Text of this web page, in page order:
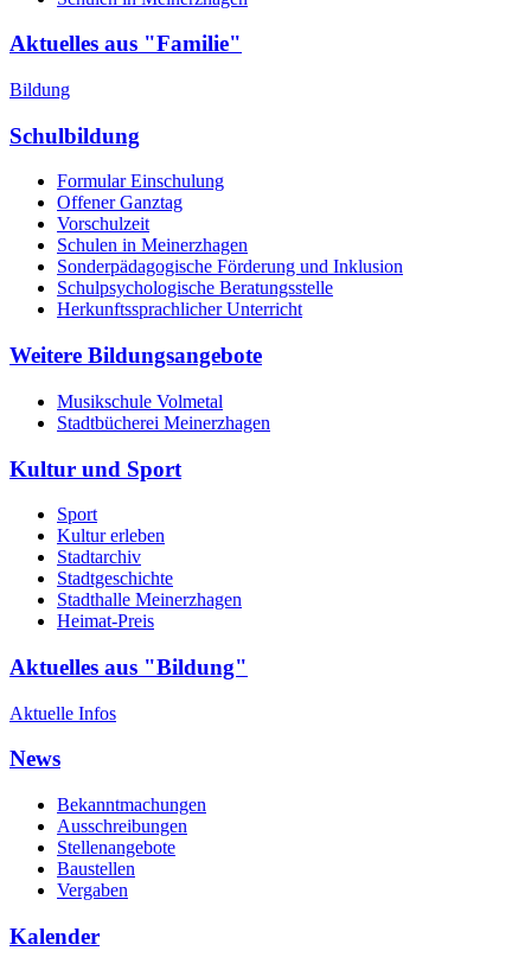
Aktuelles aus "Familie"
Bildung
Schulbildung
Formular Einschulung
Offener Ganztag
Vorschulzeit
Schulen in Meinerzhagen
Sonderpädagogische Förderung und Inklusion
Schulpsychologische Beratungsstelle
Herkunftssprachlicher Unterricht
Weitere Bildungsangebote
Musikschule Volmetal
Stadtbücherei Meinerzhagen
Kultur und Sport
Sport
Kultur erleben
Stadtarchiv
Stadtgeschichte
Stadthalle Meinerzhagen
Heimat-Preis
Aktuelles aus "Bildung"
Aktuelle Infos
News
Bekanntmachungen
Ausschreibungen
Stellenangebote
Baustellen
Vergaben
Kalender